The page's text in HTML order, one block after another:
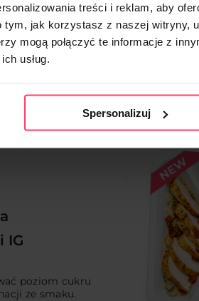
treści i reklam, aby
jak korzystasz z naszej witryny,
mogą połączyć te informacje z
usług.
Spersonalizuj
składników
dla kobiet w
mam.
IG
poziom cukru
ze smaku.